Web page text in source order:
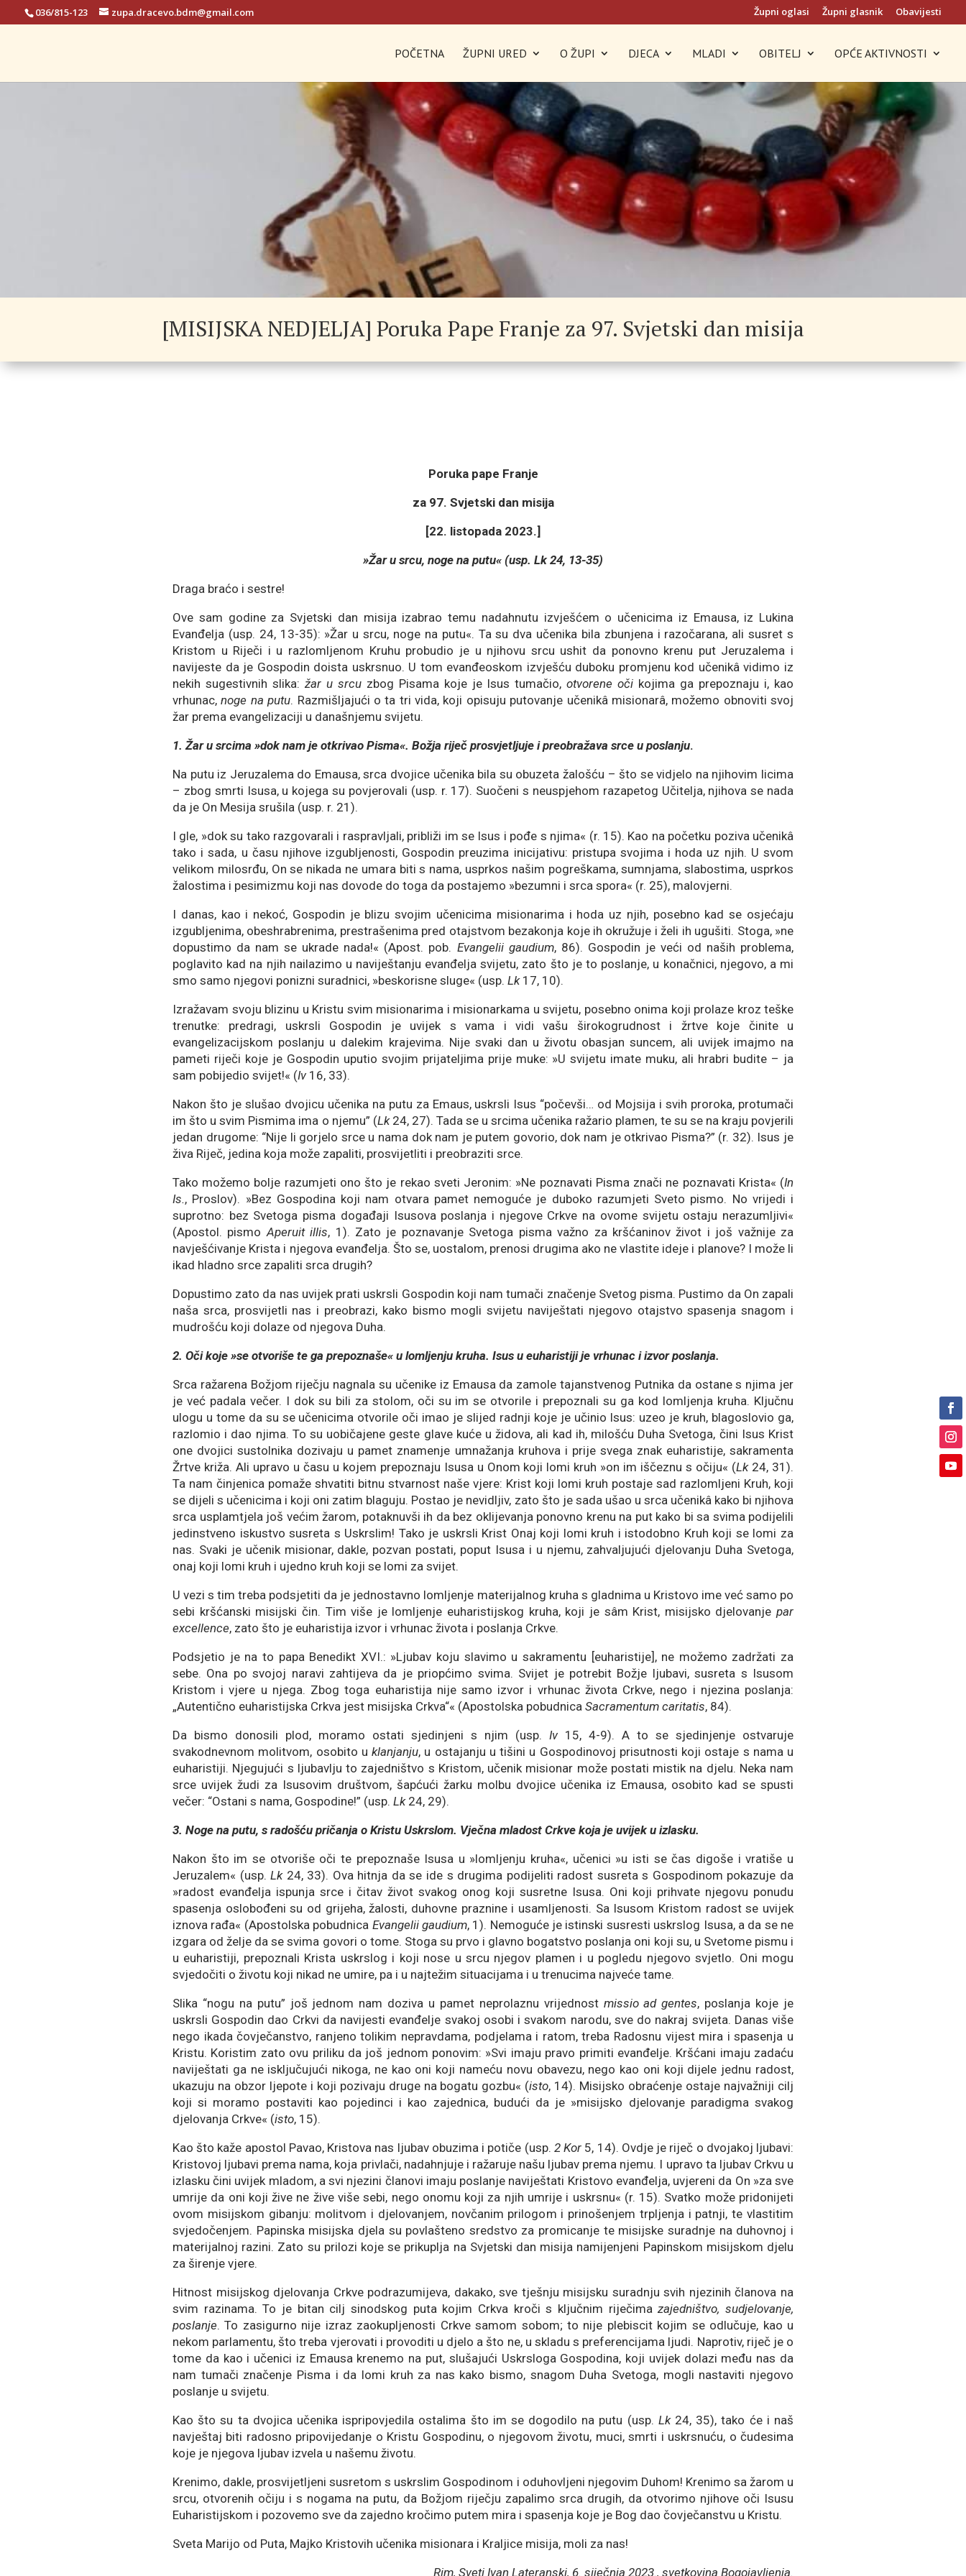
036/815-123 zupa.dracevo.bdm@gmail.com Župni oglasi Župni glasnik Obavijesti
POČETNA ŽUPNI URED O ŽUPI DJECA MLADI OBITELJ OPĆE AKTIVNOSTI
[MISIJSKA NEDJELJA] Poruka Pape Franje za 97. Svjetski dan misija
Poruka pape Franje
za 97. Svjetski dan misija
[22. listopada 2023.]
»Žar u srcu, noge na putu« (usp. Lk 24, 13-35)
Draga braćo i sestre!
Ove sam godine za Svjetski dan misija izabrao temu nadahnutu izvješćem o učenicima iz Emausa, iz Lukina
Evanđelja (usp. 24, 13-35): »Žar u srcu, noge na putu«. Ta su dva učenika bila zbunjena i razočarana, ali susret s
Kristom u Riječi i u razlomljenom Kruhu probudio je u njihovu srcu ushit da ponovno krenu put Jeruzalema i
navijeste da je Gospodin doista uskrsnuo. U tom evanđeoskom izvješću duboku promjenu kod učenikâ vidimo iz
nekih sugestivnih slika: žar u srcuzbog Pisama koje je Isus tumačio,otvorene oči kojima ga prepoznaju i, kao
vrhunac,noge na putu. Razmišljajući o ta tri vida, koji opisuju putovanje učenikâ misionarâ, možemo obnoviti svoj
žar prema evangelizaciji u današnjemu svijetu.
1. Žar u srcima »dok nam je otkrivao Pisma«. Božja riječ prosvjetljuje i preobražava srce u poslanju.
Na putu iz Jeruzalema do Emausa, srca dvojice učenika bila su obuzeta žalošću – što se vidjelo na njihovim licima
– zbog smrti Isusa, u kojega su povjerovali (usp. r. 17). Suočeni s neuspjehom razapetog Učitelja, njihova se nada
da je On Mesija srušila (usp. r. 21).
I gle, »dok su tako razgovarali i raspravljali, približi im se Isus i pođe s njima« (r. 15). Kao na početku poziva učenikâ
tako i sada, u času njihove izgubljenosti, Gospodin preuzima inicijativu: pristupa svojima i hoda uz njih. U svom
velikom milosrđu, On se nikada ne umara biti s nama, usprkos našim pogreškama, sumnjama, slabostima, usprkos
žalostima i pesimizmu koji nas dovode do toga da postajemo »bezumni i srca spora« (r. 25), malovjerni.
I danas, kao i nekoć, Gospodin je blizu svojim učenicima misionarima i hoda uz njih, posebno kad se osjećaju
izgubljenima, obeshrabrenima, prestrašenima pred otajstvom bezakonja koje ih okružuje i želi ih ugušiti. Stoga, »ne
dopustimo da nam se ukrade nada!« (Apost. pob. Evangelii gaudium, 86). Gospodin je veći od naših problema,
poglavito kad na njih nailazimo u naviještanju evanđelja svijetu, zato što je to poslanje, u konačnici, njegovo, a mi
smo samo njegovi ponizni suradnici, »beskorisne sluge« (usp. Lk17, 10).
Izražavam svoju blizinu u Kristu svim misionarima i misionarkama u svijetu, posebno onima koji prolaze kroz teške
trenutke: predragi, uskrsli Gospodin je uvijek s vama i vidi vašu širokogrudnost i žrtve koje činite u
evangelizacijskom poslanju u dalekim krajevima. Nije svaki dan u životu obasjan suncem, ali uvijek imajmo na
pameti riječi koje je Gospodin uputio svojim prijateljima prije muke: »U svijetu imate muku, ali hrabri budite – ja
sam pobijedio svijet!« (Iv16, 33).
Nakon što je slušao dvojicu učenika na putu za Emaus, uskrsli Isus “počevši… od Mojsija i svih proroka, protumači
im što u svim Pismima ima o njemu” (Lk24, 27). Tada se u srcima učenika ražario plamen, te su se na kraju povjerili
jedan drugome: “Nije li gorjelo srce u nama dok nam je putem govorio, dok nam je otkrivao Pisma?” (r. 32). Isus je
živa Riječ, jedina koja može zapaliti, prosvijetliti i preobraziti srce.
Tako možemo bolje razumjeti ono što je rekao sveti Jeronim: »Ne poznavati Pisma znači ne poznavati Krista« (In
Is., Proslov). »Bez Gospodina koji nam otvara pamet nemoguće je duboko razumjeti Sveto pismo. No vrijedi i
suprotno: bez Svetoga pisma događaji Isusova poslanja i njegove Crkve na ovome svijetu ostaju nerazumljivi«
(Apostol. pismoAperuit illis, 1). Zato je poznavanje Svetoga pisma važno za kršćaninov život i još važnije za
navješćivanje Krista i njegova evanđelja. Što se, uostalom, prenosi drugima ako ne vlastite ideje i planove? I može li
ikad hladno srce zapaliti srca drugih?
Dopustimo zato da nas uvijek prati uskrsli Gospodin koji nam tumači značenje Svetog pisma. Pustimo da On zapali
naša srca, prosvijetli nas i preobrazi, kako bismo mogli svijetu naviještati njegovo otajstvo spasenja snagom i
mudrošću koji dolaze od njegova Duha.
2. Oči koje »se otvoriše te ga prepoznaše« u lomljenju kruha. Isus u euharistiji je vrhunac i izvor poslanja.
Srca ražarena Božjom riječju nagnala su učenike iz Emausa da zamole tajanstvenog Putnika da ostane s njima jer
je već padala večer. I dok su bili za stolom, oči su im se otvorile i prepoznali su ga kod lomljenja kruha. Ključnu
ulogu u tome da su se učenicima otvorile oči imao je slijed radnji koje je učinio Isus: uzeo je kruh, blagoslovio ga,
razlomio i dao njima. To su uobičajene geste glave kuće u židova, ali kad ih, milošću Duha Svetoga, čini Isus Krist
one dvojici sustolnika dozivaju u pamet znamenje umnažanja kruhova i prije svega znak euharistije, sakramenta
Žrtve križa. Ali upravo u času u kojem prepoznaju Isusa u Onom koji lomi kruh »on im iščeznu s očiju« (Lk24, 31).
Ta nam činjenica pomaže shvatiti bitnu stvarnost naše vjere: Krist koji lomi kruh postaje sad razlomljeni Kruh, koji
se dijeli s učenicima i koji oni zatim blaguju. Postao je nevidljiv, zato što je sada ušao u srca učenikâ kako bi njihova
srca usplamtjela još većim žarom, potaknuvši ih da bez oklijevanja ponovno krenu na put kako bi sa svima podijelili
jedinstveno iskustvo susreta s Uskrslim! Tako je uskrsli Krist Onaj koji lomi kruh i istodobno Kruh koji se lomi za
nas. Svaki je učenik misionar, dakle, pozvan postati, poput Isusa i u njemu, zahvaljujući djelovanju Duha Svetoga,
onaj koji lomi kruh i ujedno kruh koji se lomi za svijet.
U vezi s tim treba podsjetiti da je jednostavno lomljenje materijalnog kruha s gladnima u Kristovo ime već samo po
sebi kršćanski misijski čin. Tim više je lomljenje euharistijskog kruha, koji je sâm Krist, misijsko djelovanje par
excellence, zato što je euharistija izvor i vrhunac života i poslanja Crkve.
Podsjetio je na to papa Benedikt XVI.: »Ljubav koju slavimo u sakramentu [euharistije], ne možemo zadržati za
sebe. Ona po svojoj naravi zahtijeva da je priopćimo svima. Svijet je potrebit Božje ljubavi, susreta s Isusom
Kristom i vjere u njega. Zbog toga euharistija nije samo izvor i vrhunac života Crkve, nego i njezina poslanja:
„Autentično euharistijska Crkva jest misijska Crkva“« (Apostolska pobudnica Sacramentum caritatis, 84).
Da bismo donosili plod, moramo ostati sjedinjeni s njim (usp. Iv 15, 4-9). A to se sjedinjenje ostvaruje
svakodnevnom molitvom, osobito u klanjanju, u ostajanju u tišini u Gospodinovoj prisutnosti koji ostaje s nama u
euharistiji. Njegujući s ljubavlju to zajedništvo s Kristom, učenik misionar može postati mistik na djelu. Neka nam
srce uvijek žudi za Isusovim društvom, šapćući žarku molbu dvojice učenika iz Emausa, osobito kad se spusti
večer: “Ostani s nama, Gospodine!” (usp. Lk24, 29).
3. Noge na putu, s radošću pričanja o Kristu Uskrslom. Vječna mladost Crkve koja je uvijek u izlasku.
Nakon što im se otvoriše oči te prepoznaše Isusa u »lomljenju kruha«, učenici »u isti se čas digoše i vratiše u
Jeruzalem« (usp.Lk24, 33). Ova hitnja da se ide s drugima podijeliti radost susreta s Gospodinom pokazuje da
»radost evanđelja ispunja srce i čitav život svakog onog koji susretne Isusa. Oni koji prihvate njegovu ponudu
spasenja oslobođeni su od grijeha, žalosti, duhovne praznine i usamljenosti. Sa Isusom Kristom radost se uvijek
iznova rađa« (Apostolska pobudnica Evangelii gaudium, 1). Nemoguće je istinski susresti uskrslog Isusa, a da se ne
izgara od želje da se svima govori o tome. Stoga su prvo i glavno bogatstvo poslanja oni koji su, u Svetome pismu i
u euharistiji, prepoznali Krista uskrslog i koji nose u srcu njegov plamen i u pogledu njegovo svjetlo. Oni mogu
svjedočiti o životu koji nikad ne umire, pa i u najtežim situacijama i u trenucima najveće tame.
Slika “nogu na putu” još jednom nam doziva u pamet neprolaznu vrijednost missio ad gentes, poslanja koje je
uskrsli Gospodin dao Crkvi da navijesti evanđelje svakoj osobi i svakom narodu, sve do nakraj svijeta. Danas više
nego ikada čovječanstvo, ranjeno tolikim nepravdama, podjelama i ratom, treba Radosnu vijest mira i spasenja u
Kristu. Koristim zato ovu priliku da još jednom ponovim: »Svi imaju pravo primiti evanđelje. Kršćani imaju zadaću
naviještati ga ne isključujući nikoga, ne kao oni koji nameću novu obavezu, nego kao oni koji dijele jednu radost,
ukazuju na obzor ljepote i koji pozivaju druge na bogatu gozbu« (isto, 14). Misijsko obraćenje ostaje najvažniji cilj
koji si moramo postaviti kao pojedinci i kao zajednica, budući da je »misijsko djelovanje paradigma svakog
djelovanja Crkve« (isto, 15).
Kao što kaže apostol Pavao, Kristova nas ljubav obuzima i potiče (usp. 2 Kor 5, 14). Ovdje je riječ o dvojakoj ljubavi:
Kristovoj ljubavi prema nama, koja privlači, nadahnjuje i ražaruje našu ljubav prema njemu. I upravo ta ljubav Crkvu u
izlasku čini uvijek mladom, a svi njezini članovi imaju poslanje naviještati Kristovo evanđelja, uvjereni da On »za sve
umrije da oni koji žive ne žive više sebi, nego onomu koji za njih umrije i uskrsnu« (r. 15). Svatko može pridonijeti
ovom misijskom gibanju: molitvom i djelovanjem, novčanim prilogom i prinošenjem trpljenja i patnji, te vlastitim
svjedočenjem. Papinska misijska djela su povlašteno sredstvo za promicanje te misijske suradnje na duhovnoj i
materijalnoj razini. Zato su prilozi koje se prikuplja na Svjetski dan misija namijenjeni Papinskom misijskom djelu
za širenje vjere.
Hitnost misijskog djelovanja Crkve podrazumijeva, dakako, sve tješnju misijsku suradnju svih njezinih članova na
svim razinama. To je bitan cilj sinodskog puta kojim Crkva kroči s ključnim riječimazajedništvo, sudjelovanje,
poslanje. To zasigurno nije izraz zaokupljenosti Crkve samom sobom; to nije plebiscit kojim se odlučuje, kao u
nekom parlamentu, što treba vjerovati i provoditi u djelo a što ne, u skladu s preferencijama ljudi. Naprotiv, riječ je o
tome da kao i učenici iz Emausa krenemo na put, slušajući Uskrsloga Gospodina, koji uvijek dolazi među nas da
nam tumači značenje Pisma i da lomi kruh za nas kako bismo, snagom Duha Svetoga, mogli nastaviti njegovo
poslanje u svijetu.
Kao što su ta dvojica učenika ispripovjedila ostalima što im se dogodilo na putu (usp. Lk24, 35), tako će i naš
navještaj biti radosno pripovijedanje o Kristu Gospodinu, o njegovom životu, muci, smrti i uskrsnuću, o čudesima
koje je njegova ljubav izvela u našemu životu.
Krenimo, dakle, prosvijetljeni susretom s uskrslim Gospodinom i oduhovljeni njegovim Duhom! Krenimo sa žarom u
srcu, otvorenih očiju i s nogama na putu, da Božjom riječju zapalimo srca drugih, da otvorimo njihove oči Isusu
Euharistijskom i pozovemo sve da zajedno kročimo putem mira i spasenja koje je Bog dao čovječanstvu u Kristu.
Sveta Marijo od Puta, Majko Kristovih učenika misionara i Kraljice misija, moli za nas!
Rim, Sveti Ivan Lateranski, 6. siječnja 2023., svetkovina Bogojavljenja.